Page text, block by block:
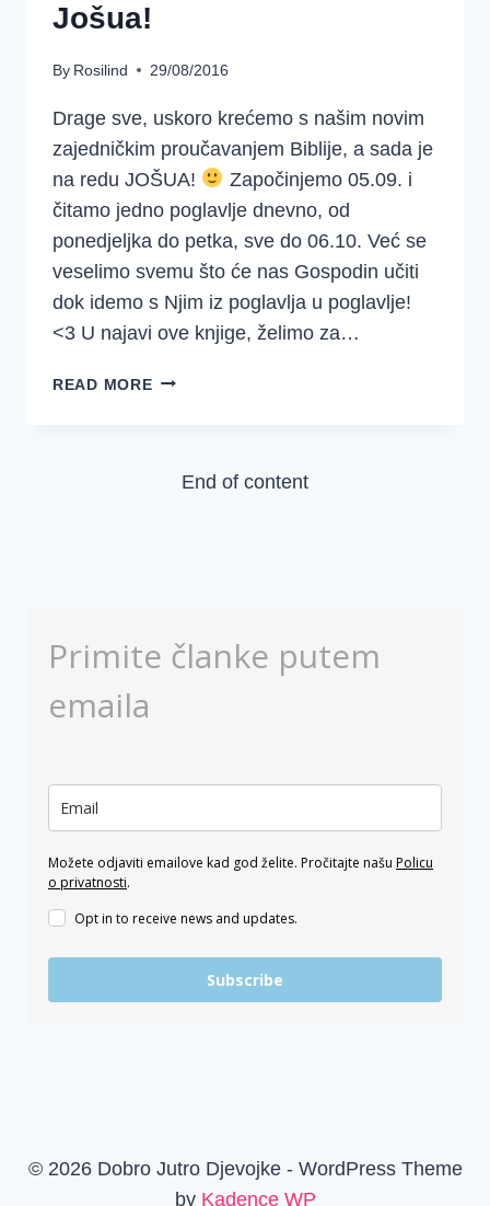
Jošua!
By Rosilind 29/08/2016
Drage sve, uskoro krećemo s našim novim
zajedničkim proučavanjem Biblije, a sada je
na redu JOŠUA!
Započinjemo 05.09. i
čitamo jedno poglavlje dnevno, od
ponedjeljka do petka, sve do 06.10. Već se
veselimo svemu što će nas Gospodin učiti
dok idemo s Njim iz poglavlja u poglavlje!
<3 U najavi ove knjige, želimo za…
READ MORENOVO
End of content
Primite članke putem
emaila
Možete odjaviti emailove kad god želite. Pročitajte našu Policu
o privatnosti.
Opt in to receive news and updates.
Subscribe
© 2026 Dobro Jutro Djevojke - WordPress Theme
by Kadence WP